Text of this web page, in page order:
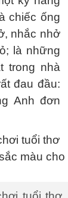
chiếc ống
nhắc nhở
là những
trong nhà
đau đầu:
Anh đơn